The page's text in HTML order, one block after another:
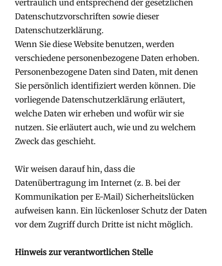
vertraulich und entsprechend der gesetzlichen
Datenschutzvorschriften sowie dieser
Datenschutzerklärung.
Wenn Sie diese Website benutzen, werden
verschiedene personenbezogene Daten erhoben.
Personenbezogene Daten sind Daten, mit denen
Sie persönlich identifiziert werden können. Die
vorliegende Datenschutzerklärung erläutert,
welche Daten wir erheben und wofür wir sie
nutzen. Sie erläutert auch, wie und zu welchem
Zweck das geschieht.
Wir weisen darauf hin, dass die
Datenübertragung im Internet (z. B. bei der
Kommunikation per E-Mail) Sicherheitslücken
aufweisen kann. Ein lückenloser Schutz der Daten
vor dem Zugriff durch Dritte ist nicht möglich.
Hinweis zur verantwortlichen Stelle